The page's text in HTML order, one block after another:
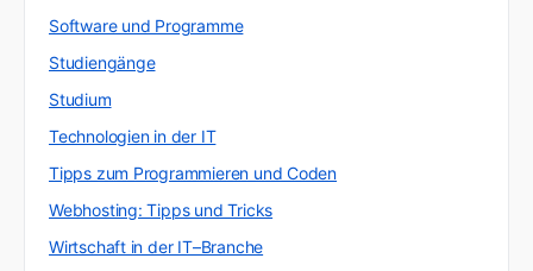
Software und Programme
Studiengänge
Studium
Technologien in der IT
Tipps zum Programmieren und Coden
Webhosting: Tipps und Tricks
Wirtschaft in der IT–Branche